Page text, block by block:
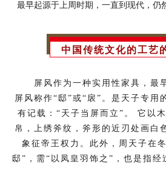
最早起源于上周时期，一直到现代，仍
中国传统文化的工艺
屏风作为一种实用性家具，最
屏风称作“邸”或“扆”。是天子专用
有记载：“天子当屏而立”。 它以
帛，上绣斧纹，斧形的近刃处画白
象征帝王权力。此外，周天子在
邸”，需“以凤皇羽饰之”，也是指经